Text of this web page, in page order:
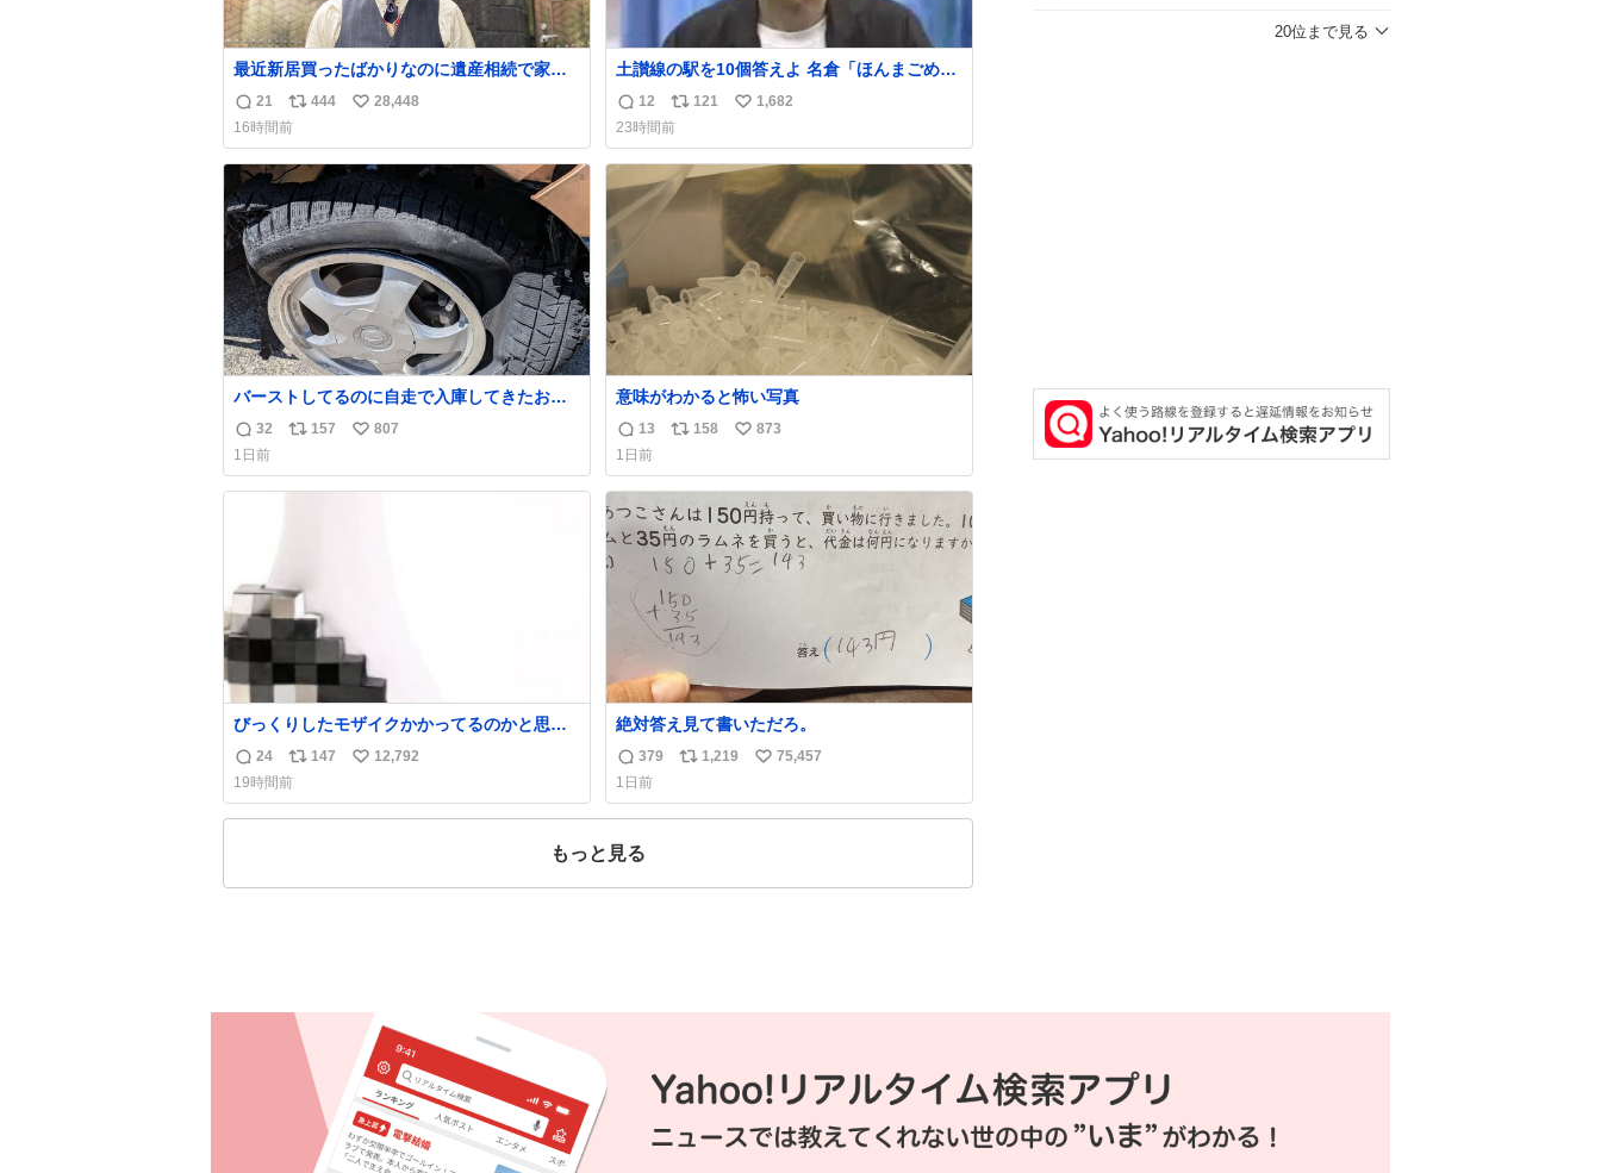
最近新居買ったばかりなのに遺産相続で家も
らっちゃった長男
返
信
数
21
リ
ポ
ス
ト
数
444
い
ね
数
28,448
16時間前
土讃線の駅を10個答えよ 名倉「ほんまごめ
ん、」 ↑正解（御免駅）
返
信
数
12
リ
ポ
ス
ト
数
121
い
ね
数
1,682
23時間前
バーストしてるのに自走で入庫してきたお客
さん バーストしたならその場で動かないで助
け呼んで下さい😰 保険にロードサービス付い
てて金銭負担も無いんですから これで走る
と、壊さなくていい所まで壊しちゃいますか
返
信
数
32
リ
ス
157
い
ね
807
1日前
意味がわかると怖い写真
返
信
数
13
リ
ス
ト
数
158
い
ね
数
873
1日前
びっくりしたモザイクかかってるのかと思っ
た
返
信
数
24
リ
ポ
ス
147
い
ね
12,792
19時間前
絶対答え見て書いただろ。
返
信
数
379
リ
ス
1,219
い
ね
75,457
1日前
もっと見る
20位まで見る